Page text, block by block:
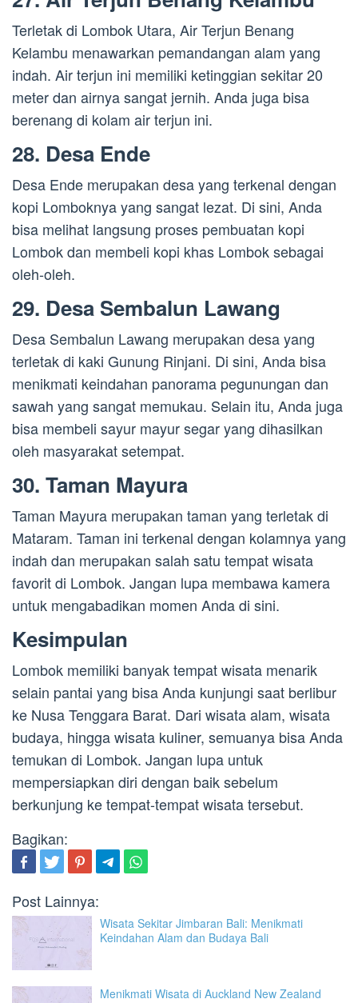
Terletak di Lombok Utara, Air Terjun Benang
Kelambu menawarkan pemandangan alam yang
indah. Air terjun ini memiliki ketinggian sekitar 20
meter dan airnya sangat jernih. Anda juga bisa
berenang di kolam air terjun ini.
28. Desa Ende
Desa Ende merupakan desa yang terkenal dengan
kopi Lomboknya yang sangat lezat. Di sini, Anda
bisa melihat langsung proses pembuatan kopi
Lombok dan membeli kopi khas Lombok sebagai
oleh-oleh.
29. Desa Sembalun Lawang
Desa Sembalun Lawang merupakan desa yang
terletak di kaki Gunung Rinjani. Di sini, Anda bisa
menikmati keindahan panorama pegunungan dan
sawah yang sangat memukau. Selain itu, Anda juga
bisa membeli sayur mayur segar yang dihasilkan
oleh masyarakat setempat.
30. Taman Mayura
Taman Mayura merupakan taman yang terletak di
Mataram. Taman ini terkenal dengan kolamnya yang
indah dan merupakan salah satu tempat wisata
favorit di Lombok. Jangan lupa membawa kamera
untuk mengabadikan momen Anda di sini.
Kesimpulan
Lombok memiliki banyak tempat wisata menarik
selain pantai yang bisa Anda kunjungi saat berlibur
ke Nusa Tenggara Barat. Dari wisata alam, wisata
budaya, hingga wisata kuliner, semuanya bisa Anda
temukan di Lombok. Jangan lupa untuk
mempersiapkan diri dengan baik sebelum
berkunjung ke tempat-tempat wisata tersebut.
Bagikan:
Post Lainnya:
Wisata Sekitar Jimbaran Bali: Menikmati
Keindahan Alam dan Budaya Bali
Menikmati Wisata di Auckland New Zealand